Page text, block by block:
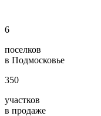
6
поселков
в Подмосковье
350
участков
в продаже